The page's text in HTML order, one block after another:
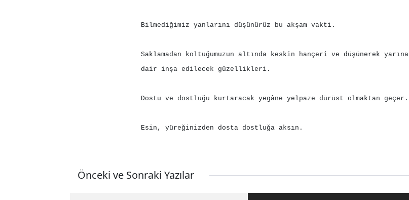
Bilmediğimiz yanlarını düşünürüz bu akşam vakti.
Saklamadan koltuğumuzun altında keskin hançeri ve düşünerek yarına
dair inşa edilecek güzellikleri.
Dostu ve dostluğu kurtaracak yegâne yelpaze dürüst olmaktan geçer.
Esin, yüreğinizden dosta dostluğa aksın.
Önceki ve Sonraki Yazılar